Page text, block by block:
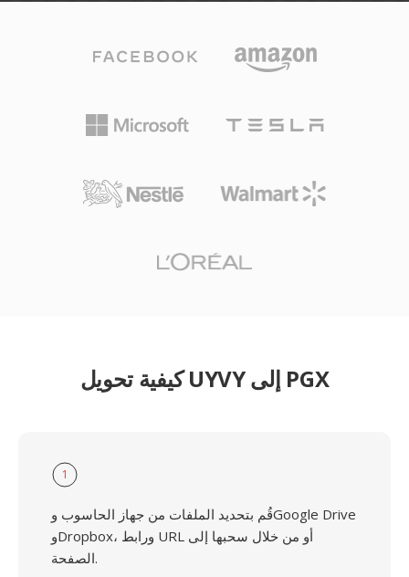
كيفية تحويل UYVY إلى PGX
1
قُم بتحديد الملفات من جهاز الحاسوب وGoogle Drive
وDropbox، ورابط URL أو من خلال سحبها إلى
الصفحة.